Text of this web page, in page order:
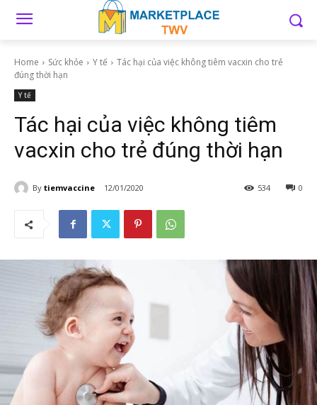
Home Sức khỏe Y tế
Tác hại của việc không tiêm vacxin cho trẻ
đúng thời hạn
Y tế
Tác hại của việc không tiêm
vacxin cho trẻ đúng thời hạn
By tiemvaccine 12/01/2020 0
534